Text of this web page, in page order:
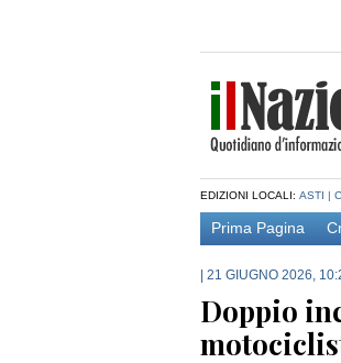
EDIZIONI LOCALI: ASTI |
Prima Pagina
21 GIUGNO 2026,
Doppio